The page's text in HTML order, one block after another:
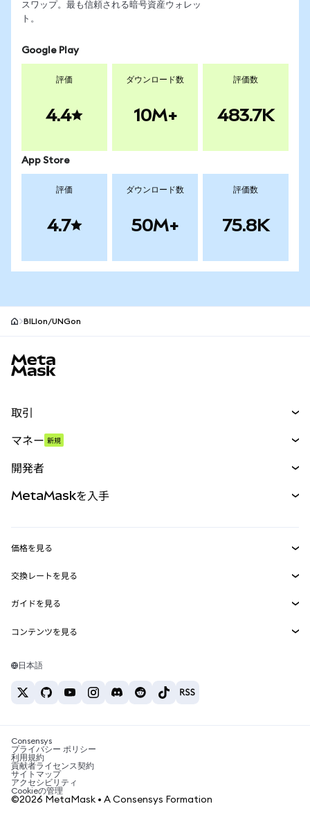
スワップ。最も信頼される暗号資産ウォレッ
ト。
Google Play
評価
4.4
ダウンロード数
10M+
評価数
483.7K
App Store
評価
4.7
ダウンロード数
50M+
評価数
75.8K
BILIon/UNGon
取引
パーペチュアル
RWA
マネー 新規
開発者
MetaMask Connect
Snaps
Web3サービス
MetaMaskを入手
セキュリティ
サポート
キャリア
お問い合わせ
価格を見る
イーサリアムの価格
Solanaの価格
Tetherの価格
交換レートを見る
ETH→USD
USDT→INR
BTC→INR
ETH→USDT
ガイドを見る
ETHの購入
USDTの購入
SHIBの購入
BNBの購入
コンテンツを見る
Solanaウォレット
税制関連ニュース
暗号資産の購入方法は？
ビットコインを売るには？
日本語
Consensys
プライバシー ポリシー
利用規約
貢献者ライセンス契約
サイトマップ
アクセシビリティ
Cookieの管理
©2026 MetaMask • A Consensys Formation